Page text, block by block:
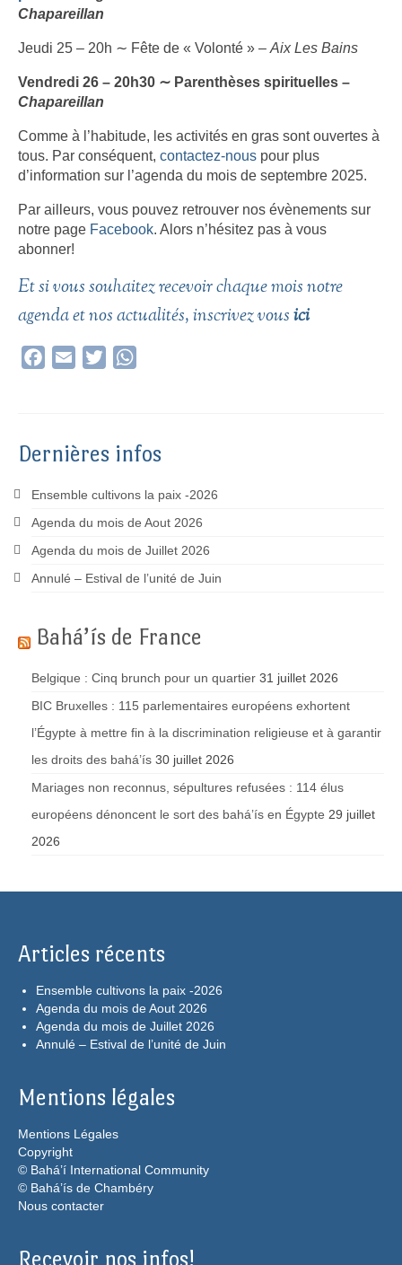
Chapareillan
Jeudi 25 – 20h ∼ Fête de « Volonté » – Aix Les Bains
Vendredi 26 – 20h30 ∼ Parenthèses spirituelles –
Chapareillan
Comme à l’habitude, les activités en gras sont ouvertes à
tous. Par conséquent, contactez-nous pour plus
d’information sur l’agenda du mois de septembre 2025.
Par ailleurs, vous pouvez retrouver nos évènements sur
notre page Facebook. Alors n’hésitez pas à vous
abonner!
Et si vous souhaitez recevoir chaque mois notre
agenda et nos actualités, inscrivez vousici
Facebook
Email Twitter
Dernières infos
Ensemble cultivons la paix -2026
Agenda du mois de Aout 2026
Agenda du mois de Juillet 2026
Annulé – Estival de l’unité de Juin
Bahá’ís de France
Belgique : Cinq brunch pour un quartier 31 juillet 2026
BIC Bruxelles : 115 parlementaires européens exhortent
l’Égypte à mettre fin à la discrimination religieuse et à garantir
les droits des bahá’ís 30 juillet 2026
Mariages non reconnus, sépultures refusées : 114 élus
européens dénoncent le sort des bahá’ís en Égypte 29 juillet
2026
Articles récents
Ensemble cultivons la paix -2026
Agenda du mois de Aout 2026
Agenda du mois de Juillet 2026
Annulé – Estival de l’unité de Juin
Mentions légales
Mentions Légales
Copyright
© Bahá’í International Community
© Bahá’ís de Chambéry
Nous contacter
Recevoir nos infos!